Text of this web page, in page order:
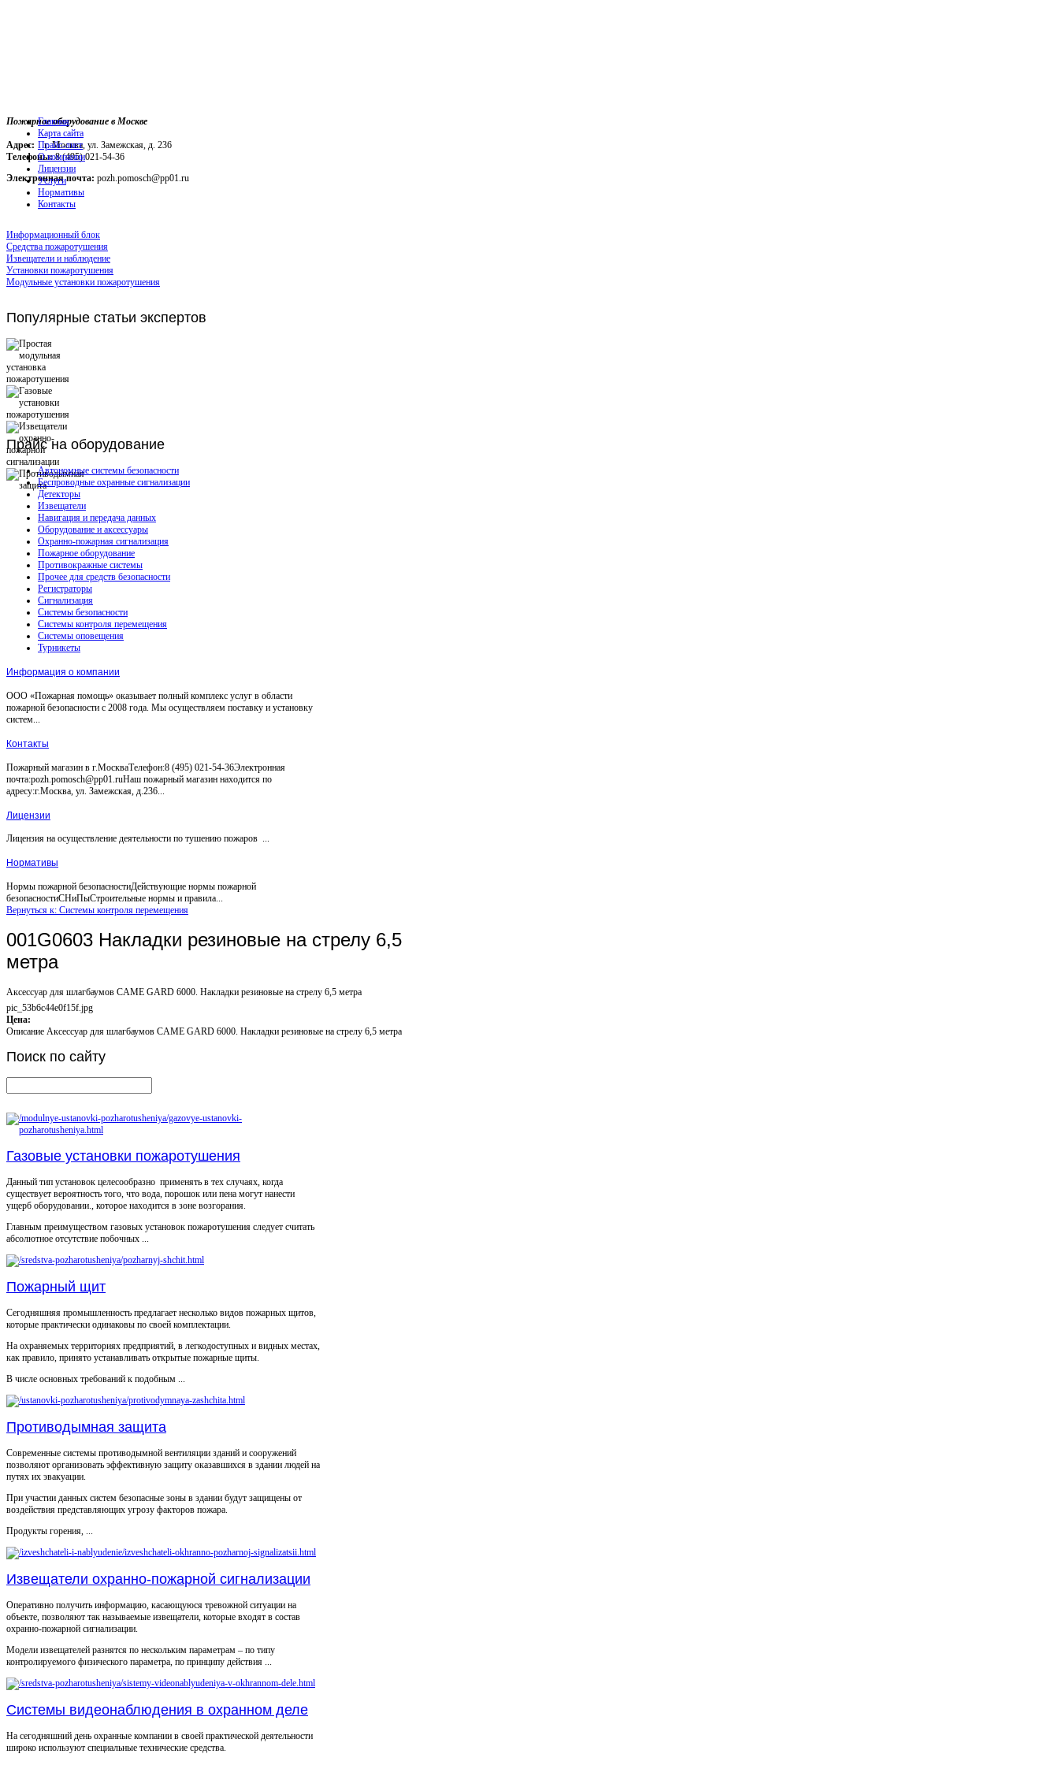
Пожарное оборудование в Москве
Адрес: г. Москва, ул. Замежская, д. 236
Телефоны:8 (495) 021-54-36
Электронная почта: pozh.pomosch@pp01.ru
Главная
Карта сайта
Прайс-лист
О компании
Лицензии
Услуги
Нормативы
Контакты
Информационный блок
Средства пожаротушения
Извещатели и наблюдение
Установки пожаротушения
Модульные установки пожаротушения
Популярные статьи экспертов
Прайсна оборудование
Автономные системы безопасности
Беспроводные охранные сигнализации
Детекторы
Извещатели
Навигация и передача данных
Оборудование и аксессуары
Охранно-пожарная сигнализация
Пожарное оборудование
Противокражные системы
Прочее для средств безопасности
Регистраторы
Сигнализация
Системы безопасности
Системы контроля перемещения
Системы оповещения
Турникеты
Информация о компании
ООО «Пожарная помощь» оказывает полный комплекс услуг в области
пожарной безопасности с 2008 года. Мы осуществляем поставку и установку
систем...
Контакты
Пожарный магазин в г.МоскваТелефон:8 (495) 021-54-36Электронная
почта:pozh.pomosch@pp01.ruНаш пожарный магазин находится по
адресу:г.Москва, ул. Замежская, д.236...
Лицензии
Лицензия на осуществление деятельности по тушению пожаров ...
Нормативы
Нормы пожарной безопасностиДействующие нормы пожарной
безопасностиСНиПыСтроительные нормы и правила...
Вернуться к: Системы контроля перемещения
001G0603 Накладки резиновые на стрелу 6,5
метра
Аксессуар для шлагбаумов CAME GARD 6000. Накладки резиновые на стрелу 6,5 метра
pic_53b6c44e0f15f.jpg
Цена:
Описание Аксессуар для шлагбаумов CAME GARD 6000. Накладки резиновые на стрелу 6,5 метра
Поиск по сайту
Газовые установки пожаротушения
Данный тип установок целесообразно применять в тех случаях, когда
существует вероятность того, что вода, порошок или пена могут нанести
ущерб оборудовании., которое находится в зоне возгорания.
Главным преимуществом газовых установок пожаротушения следует считать
абсолютное отсутствие побочных ...
Пожарный щит
Сегодняшняя промышленность предлагает несколько видов пожарных щитов,
которые практически одинаковы по своей комплектации.
На охраняемых территориях предприятий, в легкодоступных и видных местах,
как правило, принято устанавливать открытые пожарные щиты.
В числе основных требований к подобным ...
Противодымная защита
Современные системы противодымной вентиляции зданий и сооружений
позволяют организовать эффективную защиту оказавшихся в здании людей на
путях их эвакуации.
При участии данных систем безопасные зоны в здании будут защищены от
воздействия представляющих угрозу факторов пожара.
Продукты горения, ...
Извещатели охранно-пожарной сигнализации
Оперативно получить информацию, касающуюся тревожной ситуации на
объекте, позволяют так называемые извещатели, которые входят в состав
охранно-пожарной сигнализации.
Модели извещателей разнятся по нескольким параметрам – по типу
контролируемого физического параметра, по принципу действия ...
Системы видеонаблюдения в охранном деле
На сегодняшний день охранные компании в своей практической деятельности
широко используют специальные технические средства.